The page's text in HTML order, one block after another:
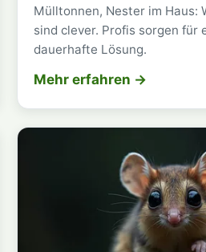
Mülltonnen, Nester im Haus:
sind clever. Profis sorgen für
dauerhafte Lösung.
Mehr erfahren →